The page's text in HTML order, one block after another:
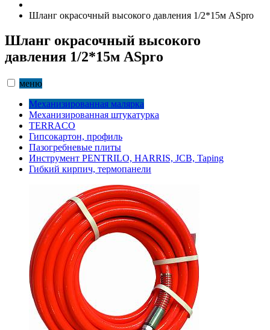
Шланг окрасочный высокого давления 1/2*15м ASpro
Шланг окрасочный высокого
давления 1/2*15м ASpro
меню
Механизированная малярка
Механизированная штукатурка
TERRACO
Гипсокартон, профиль
Пазогребневые плиты
Инструмент PENTRILO, HARRIS, JCB, Taping
Гибкий кирпич, термопанели